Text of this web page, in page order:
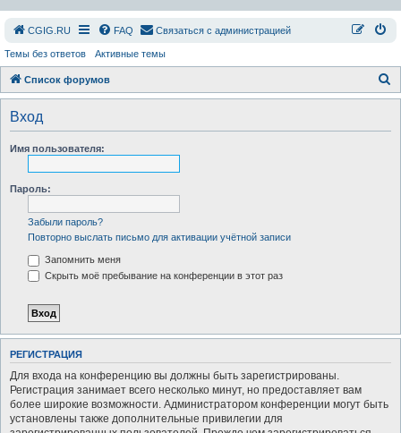
СGIG.RU FAQ Связаться с администрацией
Темы без ответов Активные темы
Список форумов
о
Вход
Имя пользователя:
Пароль:
Забыли пароль?
Повторно выслать письмо для активации учётной записи
Запомнить меня
Скрыть моё пребывание на конференции в этот раз
РЕГИСТРАЦИЯ
Для входа на конференцию вы должны быть зарегистрированы.
Регистрация занимает всего несколько минут, но предоставляет вам
более широкие возможности. Администратором конференции могут быть
установлены также дополнительные привилегии для